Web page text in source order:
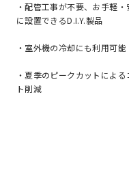
・配管工事が不要、お手軽・
に設置できるD.I.Y.製品
・室外機の冷却にも利用可能
・夏季のピークカットによる
ト削減